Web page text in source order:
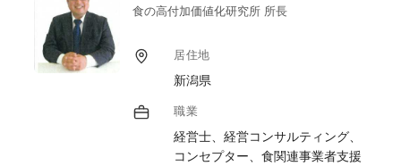
食の高付加価値化研究所 所長
居住地
新潟県
職業
経営士、経営コンサルティング、
コンセプター、食関連事業者支援